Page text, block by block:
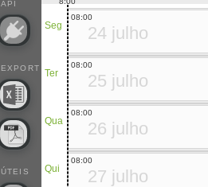
API
EXPORT
ÚTEIS
Seg
Ter
Qua
Qui
24 julho
08:00
25 julho
08:00
26 julho
08:00
27 julho
08:00